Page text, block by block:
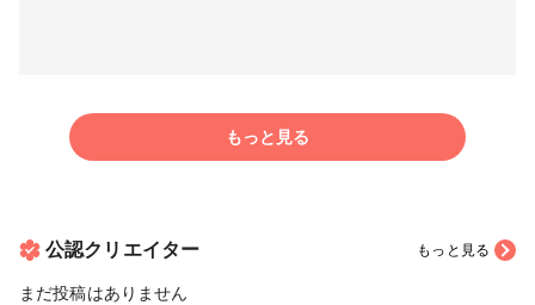
もっと見る
公認クリエイター もっと見る
まだ投稿はありません